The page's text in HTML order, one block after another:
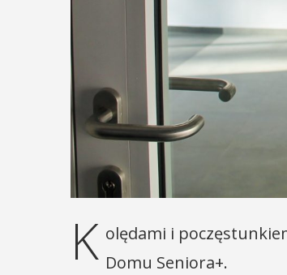
K olędami i
Domu Seniora+.